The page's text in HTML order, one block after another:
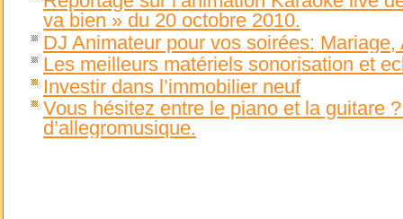
va bien » du 20 octobre 2010.
DJ Animateur pour vos soirées:
Les meilleurs matériels sonorisation et
Investir dans l’immobilier neuf
Vous hésitez entre le piano et la guitare
d’allegromusique.